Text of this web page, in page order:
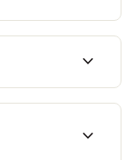
expand_more
expand_more